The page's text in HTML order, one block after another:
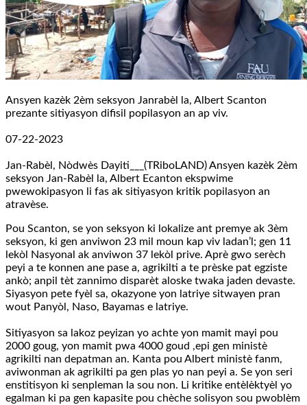
Ansyen kazèk 2èm seksyon Janrabèl la, Albert Scanton
prezante sitiyasyon difisil popilasyon an ap viv.
07-22-2023
Jan-Rabèl, Nòdwès Dayiti___(TRiboLAND) Ansyen kazèk 2èm
seksyon Jan-Rabèl la, Albert Ecanton ekspwime
pwewokipasyon li fas ak sitiyasyon kritik popilasyon an
atravèse.
Pou Scanton, se yon seksyon ki lokalize ant premye ak 3èm
seksyon, ki gen anviwon 23 mil moun kap viv ladan’l; gen 11
lekòl Nasyonal ak anviwon 37 lekòl prive. Aprè gwo serèch
peyi a te konnen ane pase a, agrikilti a te prèske pat egziste
ankò; anpil tèt zannimo disparèt aloske twaka jaden devaste.
Siyasyon pete fyèl sa, okazyone yon latriye sitwayen pran
wout Panyòl, Naso, Bayamas e latriye.
Sitiyasyon sa lakoz peyizan yo achte yon mamit mayi pou
2000 goug, yon mamit pwa 4000 goud ,epi gen ministè
agrikilti nan depatman an. Kanta pou Albert ministè fanm,
aviwonman ak agrikilti pa gen plas yo nan peyi a. Se yon seri
enstitisyon ki senpleman la sou non. Li kritike entèlèktyèl yo
egalman ki pa gen kapasite pou chèche solisyon sou pwoblèm